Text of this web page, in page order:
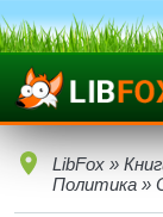
LibFox »
Политика »